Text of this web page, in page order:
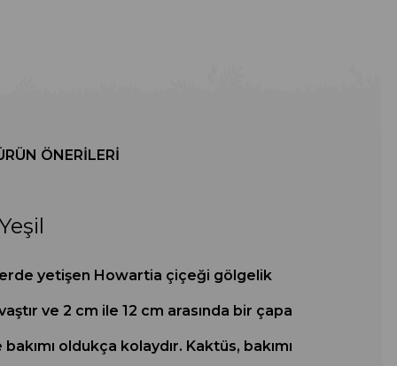
ÖNERILERI
yetişen Howartia çiçeği gölgelik
ve 2 cm ile 12 cm arasında bir çapa
oldukça kolaydır. Kaktüs, bakımı